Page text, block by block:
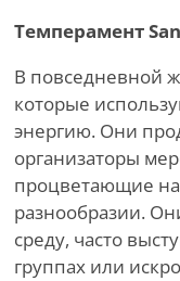
Темперамент
В повседневной
которые
энергию. Они
организаторы
процветающие
разнообразии.
среду, часто
группах или